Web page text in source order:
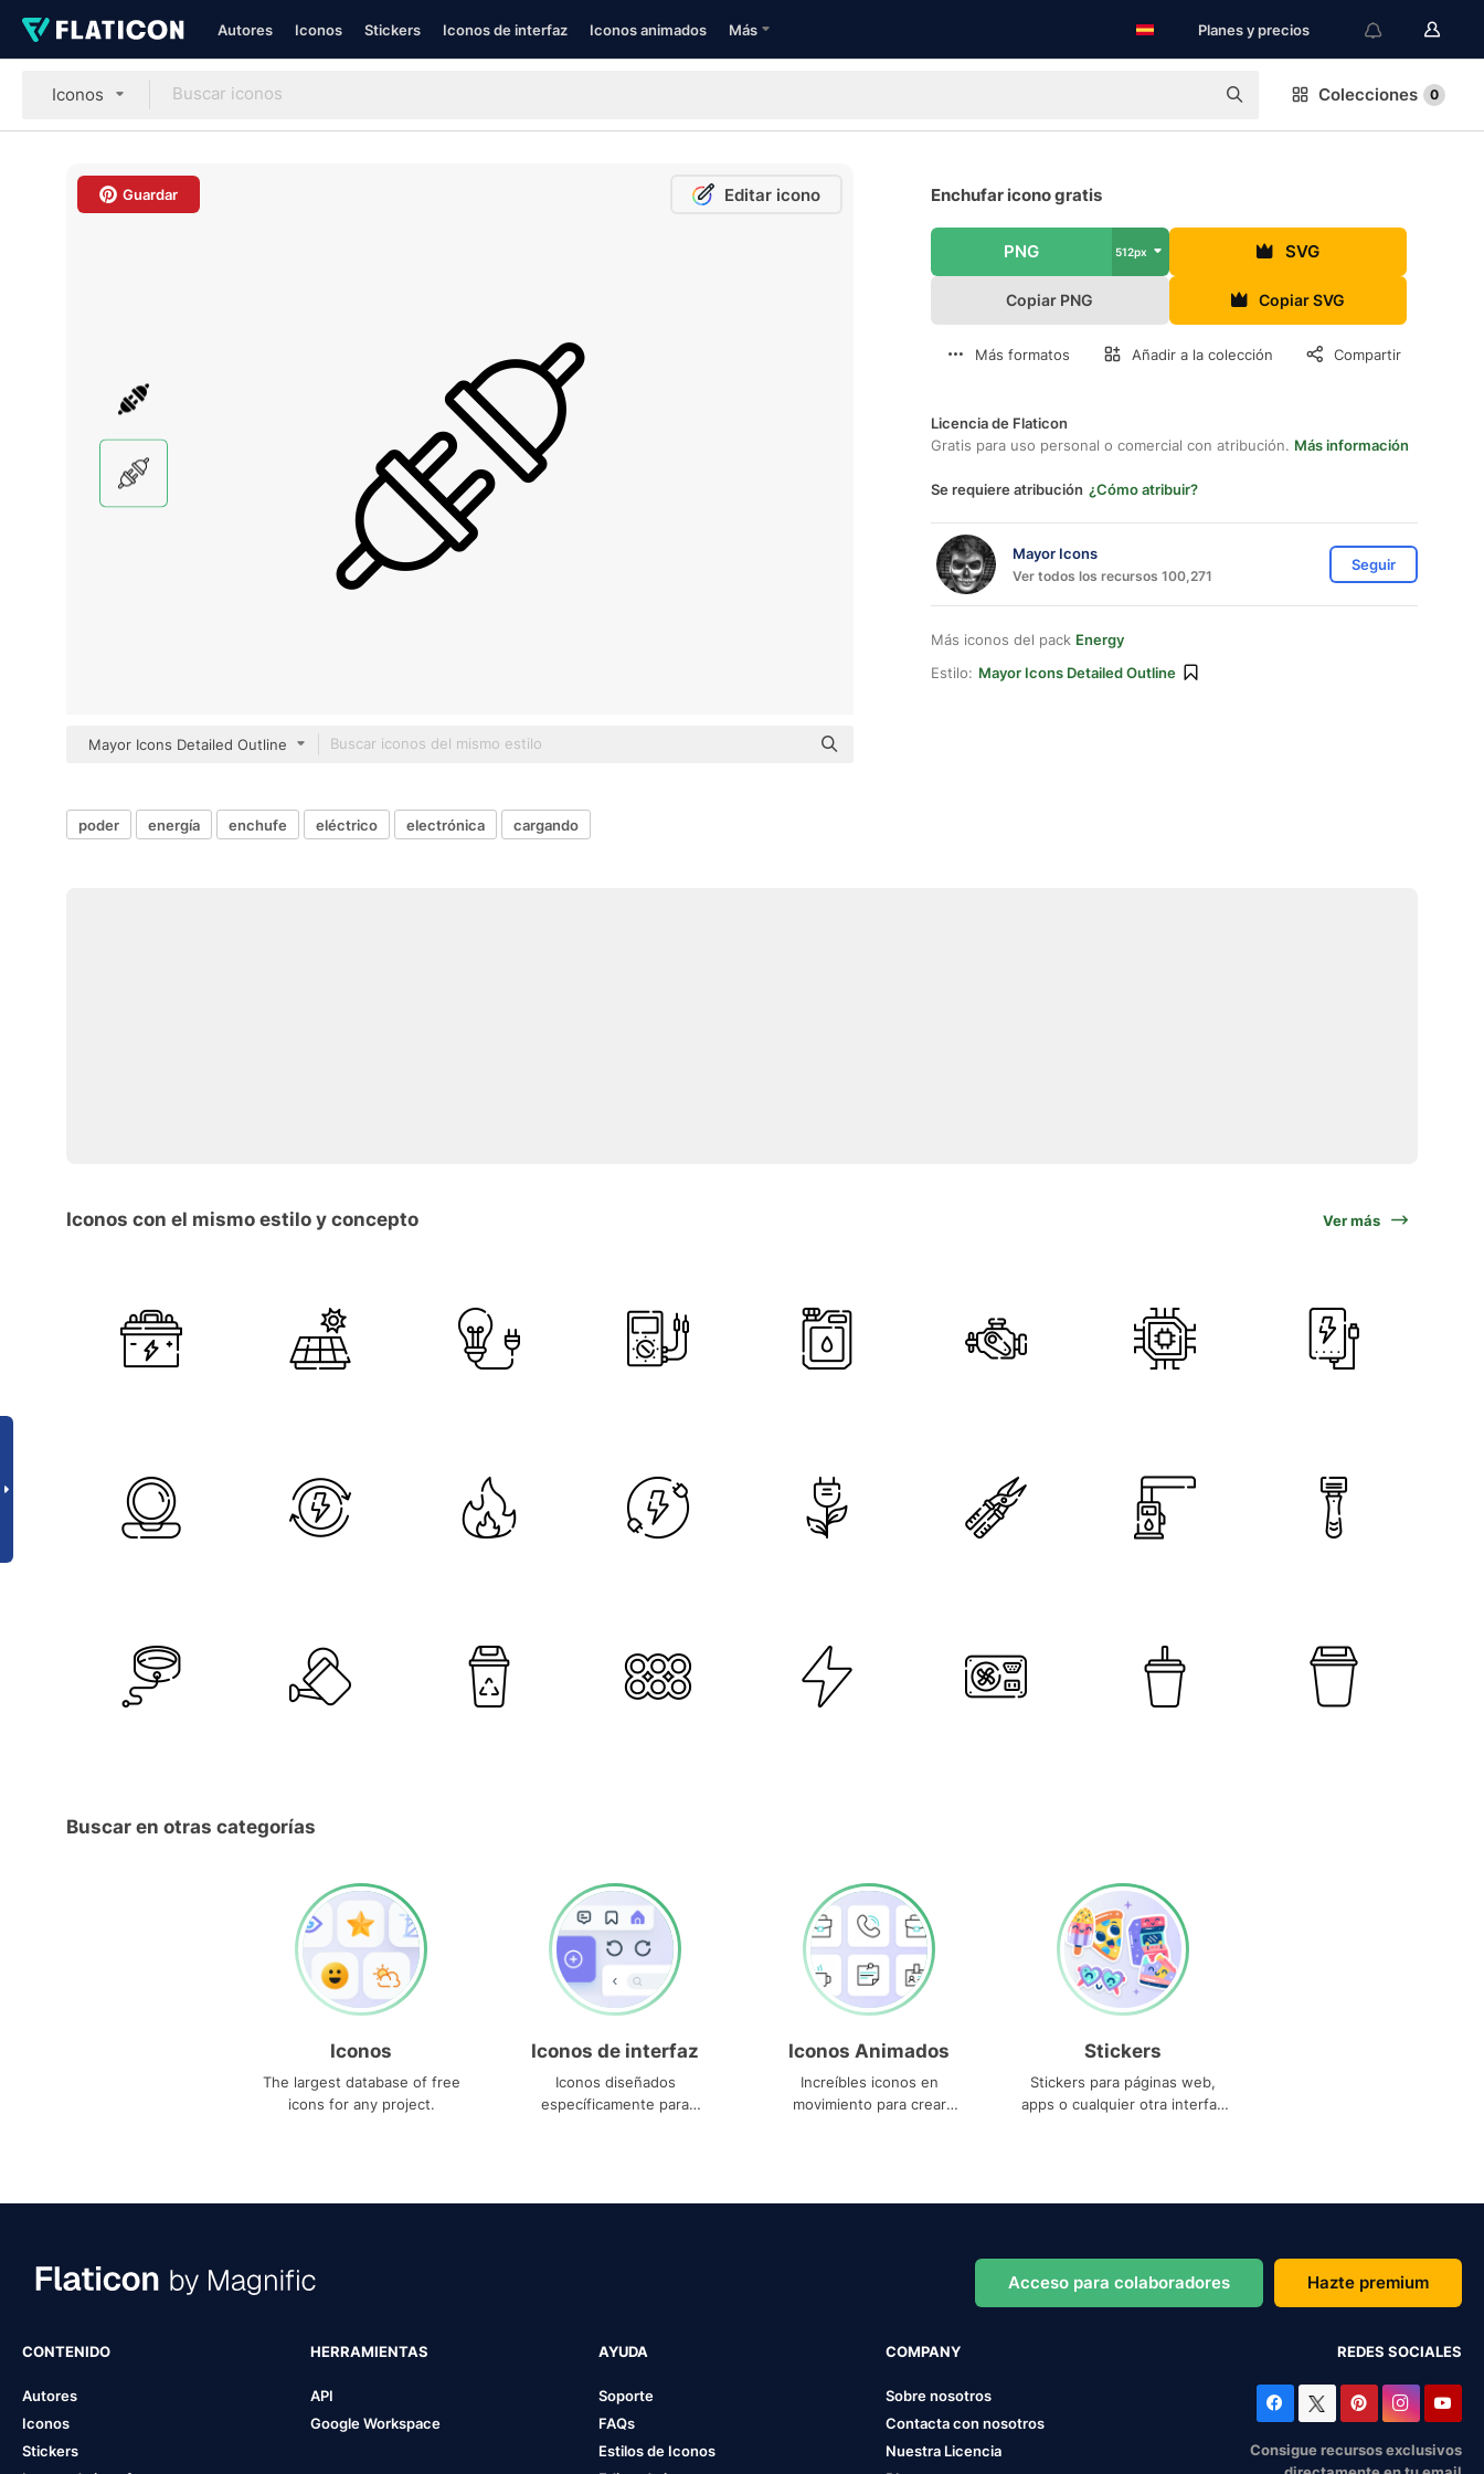
Autores Iconos Stickers Iconos de interfaz Iconos animados Más Planes y precios
Iconos Colecciones 0
Guardar Editar icono
Mayor Icons Detailed Outline
Enchufar icono gratis
PNG 512px SVG
Copiar PNG Copiar SVG
Más formatos Añadir a la colección Compartir
Licencia de Flaticon
Gratis para uso personal o comercial con atribución. Más información
Se requiere atribución ¿Cómo atribuir?
Mayor Icons
Ver todos los recursos 100,271
Seguir
Más iconos del pack Energy
Estilo: Mayor Icons Detailed Outline
poder energía enchufe eléctrico electrónica cargando
Iconos con el mismo estilo y concepto Ver más
Buscar en otras categorías
Iconos
The largest database of free
icons for any project.
Iconos de interfaz
Iconos diseñados
específicamente para
Iconos Animados
Increíbles iconos en
movimiento para crear
Stickers
Stickers para páginas web,
apps o cualquier otra interfaz
Acceso para colaboradores Hazte premium
CONTENIDO
Autores
Iconos
Stickers
HERRAMIENTAS
API
Google Workspace
AYUDA
Soporte
FAQs
Estilos de Iconos
COMPANY
Sobre nosotros
Contacta con nosotros
Nuestra Licencia
REDES SOCIALES
Consigue recursos exclusivos